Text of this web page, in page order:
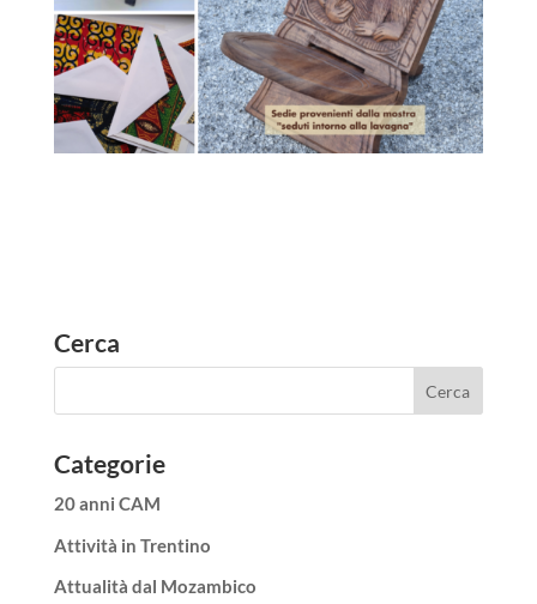
Cerca
Categorie
20 anni CAM
Attività in Trentino
Attualità dal Mozambico